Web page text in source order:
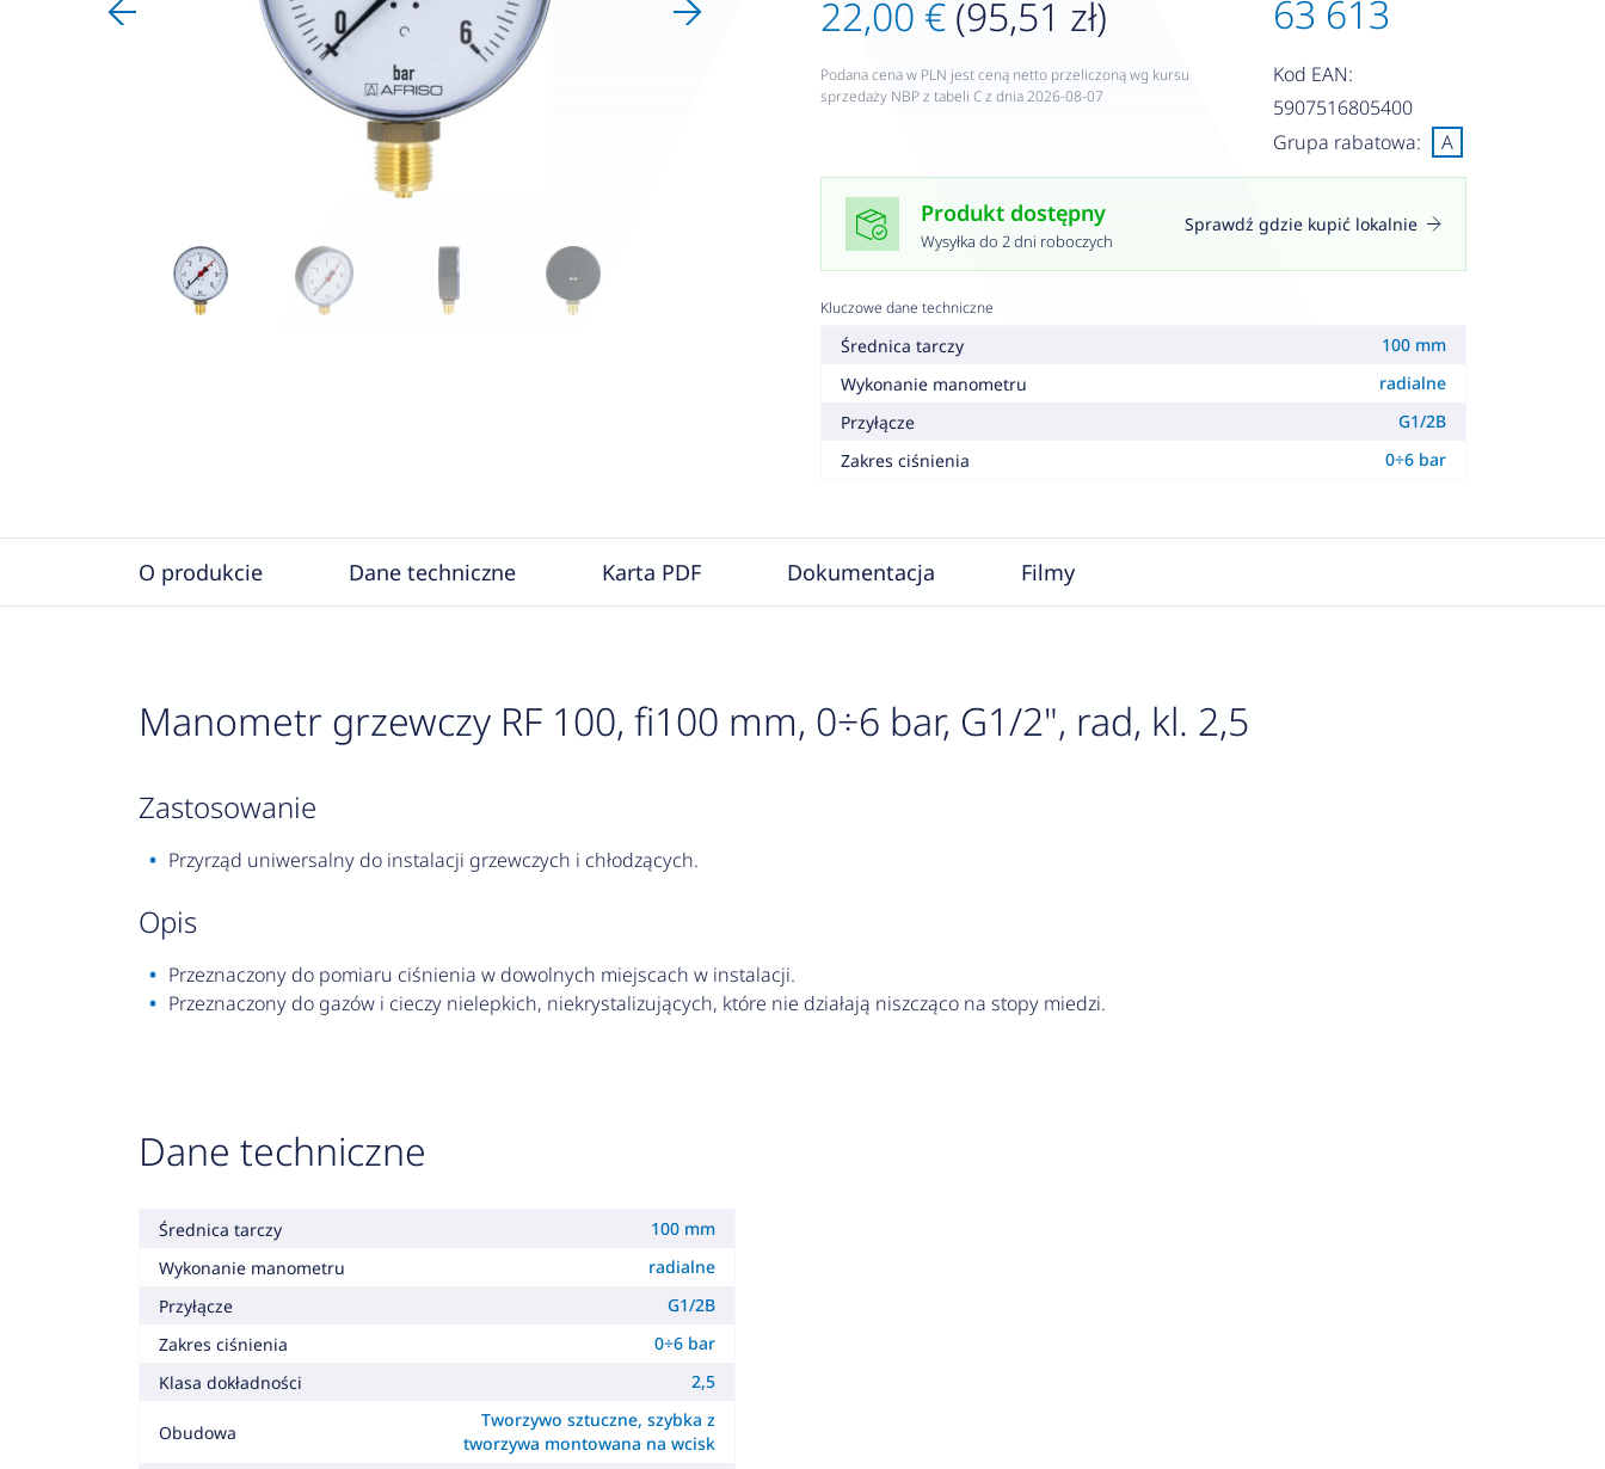
22,00 € (95,51 zł)
Podana cena w PLN jest ceną netto przeliczoną wg kursu
sprzedaży NBP z tabeli C z dnia 2026-08-07
63 613
Kod EAN:
5907516805400
Grupa rabatowa:
A
Produkt dostępny
Wysyłka do 2 dni roboczych
Sprawdź gdzie kupić lokalnie
Kluczowe dane techniczne
Średnica tarczy
100 mm
Wykonanie manometru
radialne
Przyłącze
G1/2B
Zakres ciśnienia
0÷6 bar
O produkcie Dane techniczne Karta PDF Dokumentacja Filmy
Manometr grzewczy RF 100, fi100 mm, 0÷6 bar, G1/2", rad, kl. 2,5
zastosowanie
Przyrząd uniwersalny do instalacji grzewczych i chłodzących.
opis
Przeznaczony do pomiaru ciśnienia w dowolnych miejscach w instalacji.
Przeznaczony do gazów i cieczy nielepkich, niekrystalizujących, które nie działają niszcząco na stopy miedzi.
Dane techniczne
Średnica tarczy
100 mm
Wykonanie manometru
radialne
Przyłącze
G1/2B
Zakres ciśnienia
0÷6 bar
Klasa dokładności
2,5
Obudowa
Tworzywo sztuczne, szybka z
tworzywa montowana na wcisk